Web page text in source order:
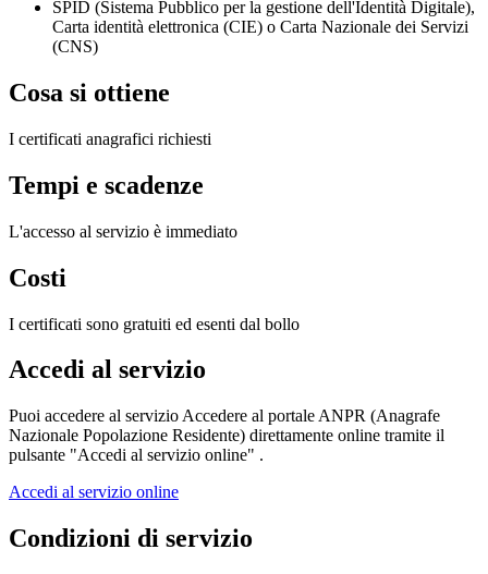
SPID (Sistema Pubblico per la gestione dell'Identità Digitale),
Carta identità elettronica (CIE) o Carta Nazionale dei Servizi
(CNS)
Cosa si ottiene
I certificati anagrafici richiesti
Tempi e scadenze
L'accesso al servizio è immediato
Costi
I certificati sono gratuiti ed esenti dal bollo
Accedi al servizio
Puoi accedere al servizio Accedere al portale ANPR (Anagrafe
Nazionale Popolazione Residente) direttamente online tramite il
pulsante "Accedi al servizio online" .
Accedi al servizio online
Condizioni di servizio